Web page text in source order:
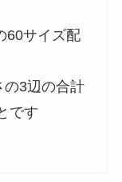
60サイズ配
3辺の合計
です